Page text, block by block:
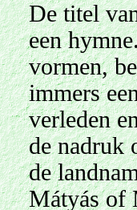
De titel
een
vormen,
immers
verleden
de nadruk
de
Mátyás of